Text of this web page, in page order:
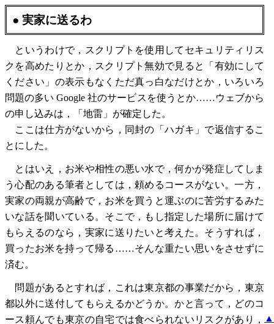
● 実家に送るわ
というわけで，スクリプトを使用してセキュリティリス
クを高めたりとか，スクリプト無効で見ると「有効にして
ください」の表示もなくただ真っ白なだけとか，いろいろ
問題の多い Google 社のサービスを使うとか……ウェブから
の申し込みは，「地雷」が確定した。
ここは仕方がないから，同封の「ハガキ」で返信するこ
とにした。
とはいえ，お米や相性の悪い水で，何かが発症してしま
う心配のある筆者としては，頼めるコースがない。一方，
実家の両親が高齢で，お米を買うと運ぶのに苦労するみた
いな話を聞いている。そこで，もし指定した場所に届けて
もらえるのなら，実家に送りたいと考えた。そうすれば，
買ったお米を持って帰る……そんな重たい思いをさせずに
済む。
問題があるとすれば，これは東京都の事業だから，東京
都以外に送付してもらえるかどうか。かと言って，どのコ
ース頼んでも東京の自宅では食べられないリスクがあり，
▲